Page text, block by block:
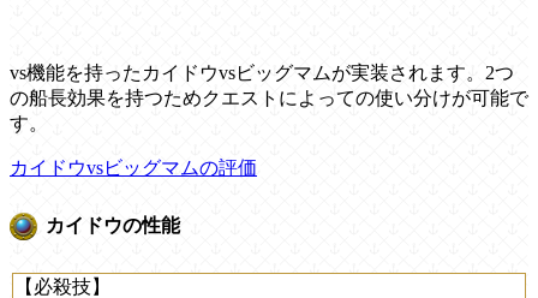
vs機能を持ったカイドウvsビッグマムが実装されます。2つ
の船長効果を持つためクエストによっての使い分けが可能で
す。
カイドウvsビッグマムの評価
カイドウの性能
【必殺技】